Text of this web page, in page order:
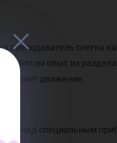
преподаватель слегка
ребятам опыт из раздела
создают движение.
над специальным